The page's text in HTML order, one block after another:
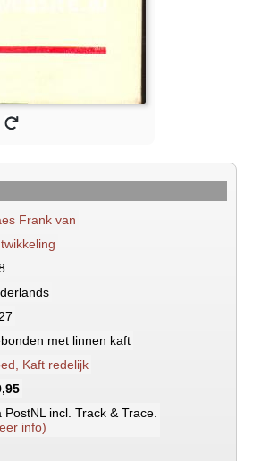
Frank van
met linnen kaft
Kaft redelijk
PostNL incl. Track & Trace.
info)